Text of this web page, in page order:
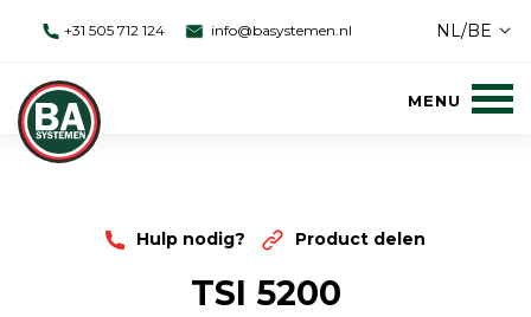
+31 505 712 124 info@basystemen.nl NL/BE
Hulp nodig? Product delen
TSI 5200